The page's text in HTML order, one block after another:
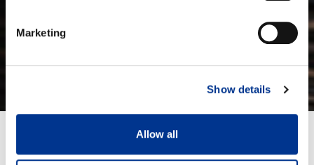
Marketing
Show details
Allow all
Täyteläinen balsamietikka